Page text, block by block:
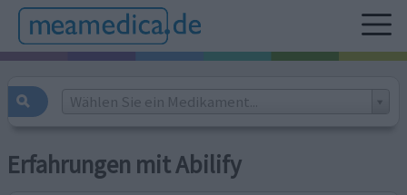
Wählen Sie ein Medikament...
Erfahrungen mit Abilify